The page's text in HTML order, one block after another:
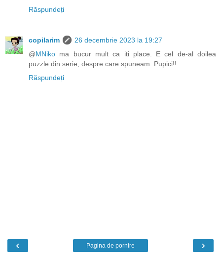
Răspundeți
copilarim
26 decembrie 2023 la 19:27
@MNiko ma bucur mult ca iti place. E cel de-al doilea
puzzle din serie, despre care spuneam. Pupici!!
Răspundeți
‹ ›
Pagina de pornire